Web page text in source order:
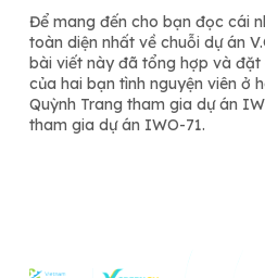
Để mang đến cho bạn đọc cái
toàn diện nhất về chuỗi dự án
bài viết này đã tổng hợp và đặt
của hai bạn tình nguyện viên ở
Quỳnh Trang tham gia dự án
tham gia dự án IWO-71.